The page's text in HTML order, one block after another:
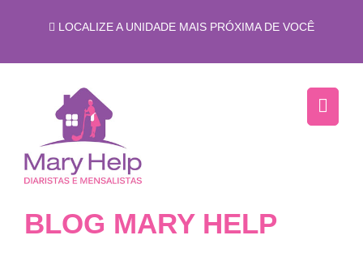
LOCALIZE A UNIDADE MAIS PRÓXIMA DE VOCÊ
BLOG MARY HELP